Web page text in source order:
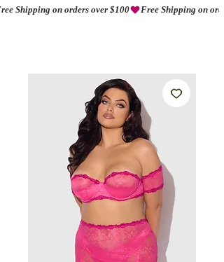
Shipping on orders over $100